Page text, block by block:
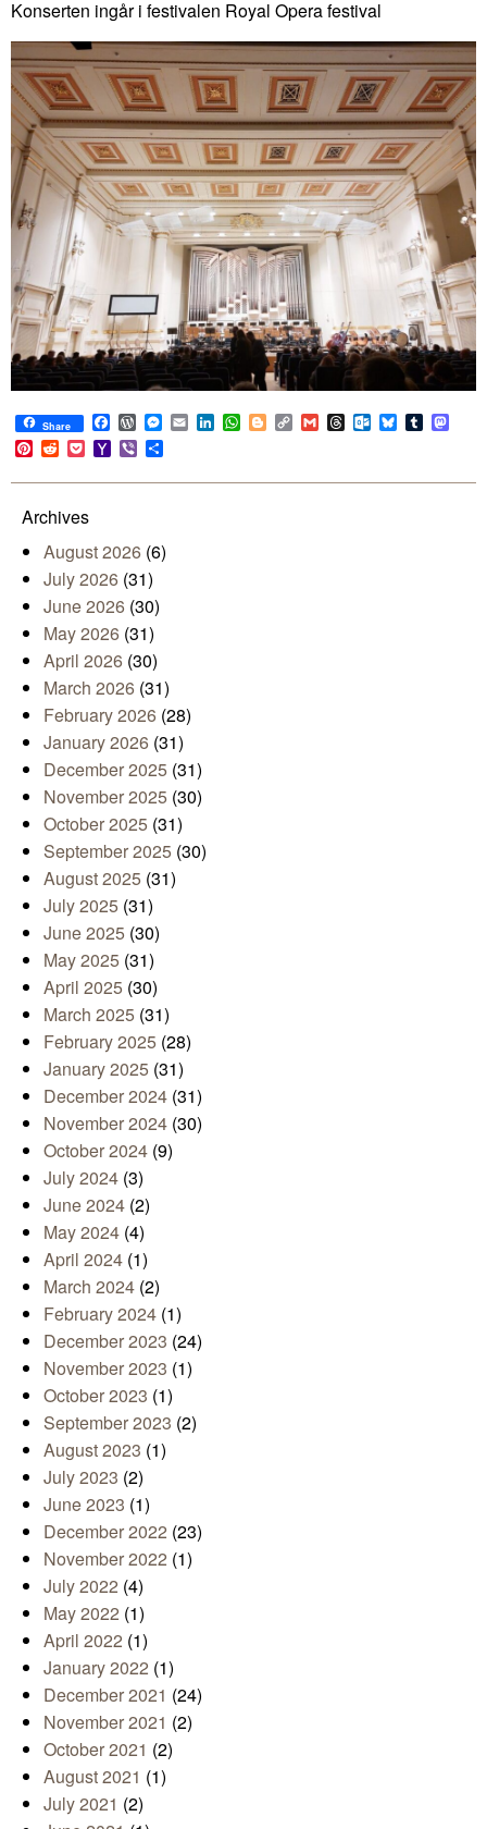
Konserten ingår i festivalen Royal Opera festival
Share Facebook
WordPress
Messenger
EmailLinkedIn
WhatsApp
BloggerCopy
Link
GmailThreadsOutlook.com
BlueskyTumblr
Pinterest
RedditPocketYahoo
Mail
Viber
Archives
August 2026 (6)
July 2026 (31)
June 2026 (30)
May 2026 (31)
April 2026 (30)
March 2026 (31)
February 2026 (28)
January 2026 (31)
December 2025 (31)
November 2025 (30)
October 2025 (31)
September 2025 (30)
August 2025 (31)
July 2025 (31)
June 2025 (30)
May 2025 (31)
April 2025 (30)
March 2025 (31)
February 2025 (28)
January 2025 (31)
December 2024 (31)
November 2024 (30)
October 2024 (9)
July 2024 (3)
June 2024 (2)
May 2024 (4)
April 2024 (1)
March 2024 (2)
February 2024 (1)
December 2023 (24)
November 2023 (1)
October 2023 (1)
September 2023 (2)
August 2023 (1)
July 2023 (2)
June 2023 (1)
December 2022 (23)
November 2022 (1)
July 2022 (4)
May 2022 (1)
April 2022 (1)
January 2022 (1)
December 2021 (24)
November 2021 (2)
October 2021 (2)
August 2021 (1)
July 2021 (2)